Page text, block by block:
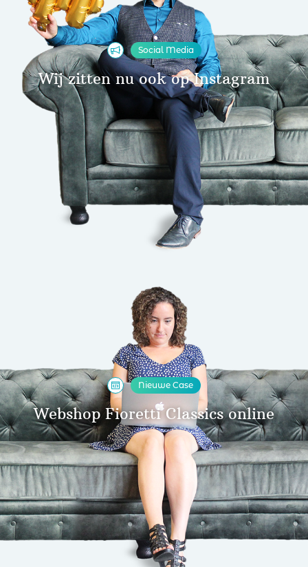
Social Media
Wij zitten nu ook op Instagram
Nieuwe Case
Webshop Fioretti Classics online